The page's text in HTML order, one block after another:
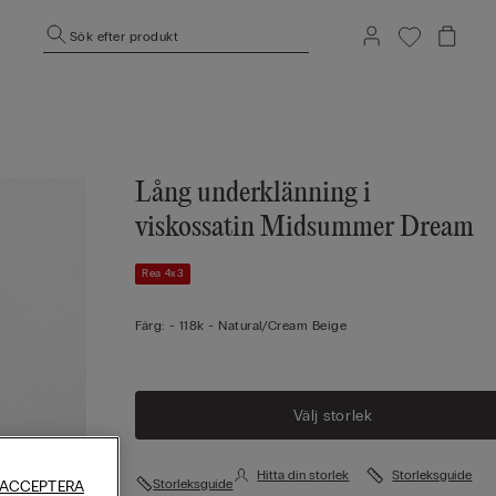
Sök efter produkt
Lång underklänning i
viskossatin Midsummer Dream
Rea 4x3
Färg: - 118k - Natural/cream Beige
Välj storlek
Storleksguide
Hitta din storlek Storleksguide